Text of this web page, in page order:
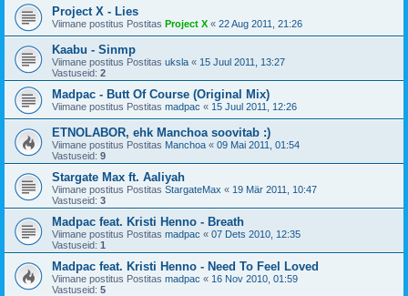
Project X - Lies
Viimane postitus Postitas Project X « 22 Aug 2011, 21:26
Kaabu - Sinmp
Viimane postitus Postitas uksla « 15 Juul 2011, 13:27
Vastuseid: 2
Madpac - Butt Of Course (Original Mix)
Viimane postitus Postitas madpac « 15 Juul 2011, 12:26
ETNOLABOR, ehk Manchoa soovitab :)
Viimane postitus Postitas Manchoa « 09 Mai 2011, 01:54
Vastuseid: 9
Stargate Max ft. Aaliyah
Viimane postitus Postitas StargateMax « 19 Mär 2011, 10:47
Vastuseid: 3
Madpac feat. Kristi Henno - Breath
Viimane postitus Postitas madpac « 07 Dets 2010, 12:35
Vastuseid: 1
Madpac feat. Kristi Henno - Need To Feel Loved
Viimane postitus Postitas madpac « 16 Nov 2010, 01:59
Vastuseid: 5